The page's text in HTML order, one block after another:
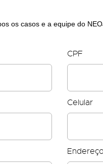
os casos e a equipe do
CPF
Celular